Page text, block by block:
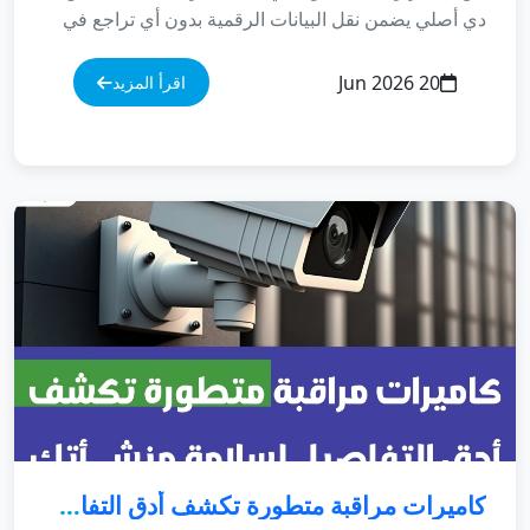
20 Jun 2026 اقرأ المزيد
كاميرات مراقبة متطورة تكشف أدق التفاصيل لسلامة منشأتك